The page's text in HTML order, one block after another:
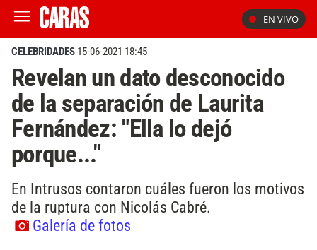
EN VIVO
CELEBRIDADES 15-06-2021 18:45
Revelan un dato desconocido
de la separación de Laurita
Fernández: "Ella lo dejó
porque..."
En Intrusos contaron cuáles fueron los motivos
de la ruptura con Nicolás Cabré.
Galería de fotos